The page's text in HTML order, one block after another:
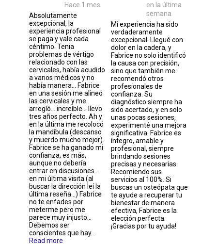
Hace 1 mes
Absolutamente
excepcional, la
experiencia profesional
se paga y vale cada
céntimo. Tenia
problemas de vértigo
relacionado con las
cervicales, había acudido
a varios médicos y no
había manera… Fabrice
en una sesión me alineó
las cervicales y me
arregló… increíble… llevo
tres años perfecto. Ah y
en la última me recolocó
la mandíbula (descanso
y muerdo mucho mejor).
Fabrice se ha ganado mi
confianza, es más,
aunque no debería
entrar en discusiones…
en mi última visita (al
buscar la dirección leí la
última reseña…) Fabrice
no te enfades por
meterme pero me
parece muy injusto…
Debemos ser
conscientes que hay…
Read more
en la última
semana
Mi experiencia ha sido
verdaderamente
excepcional. Llegué con
dolor en la cadera, y
Fabrice no solo identificó
la causa con precisión,
sino que también me
recomendó otros
profesionales de
confianza. Su
diagnóstico siempre ha
sido acertado, y en solo
unas pocas sesiones,
experimenté una mejora
significativa. Fabrice es
íntegro, amable y
profesional, siempre
brindando sesiones
precisas y necesarias.
Recomiendo sus
servicios al 100%. Si
buscas un osteópata que
te ayude a recuperar tu
bienestar de manera
efectiva, Fabrice es la
elección perfecta.
¡Gracias por tu ayuda!